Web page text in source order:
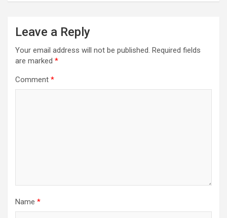
Leave a Reply
Your email address will not be published. Required fields
are marked *
Comment *
Name *